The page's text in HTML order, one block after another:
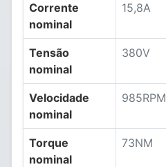
Corrente
nominal
15,8A
Tensão
nominal
380V
Velocidade
nominal
985RPM
Torque
nominal
73NM